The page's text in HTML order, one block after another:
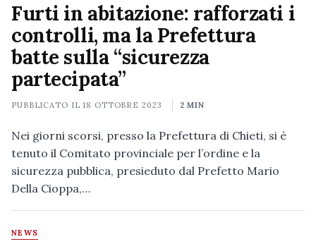
Furti in abitazione: rafforzati i
controlli, ma la Prefettura
batte sulla “sicurezza
partecipata”
PUBBLICATO IL18 OTTOBRE 2023 2 MIN
Nei giorni scorsi, presso la Prefettura di Chieti, si è
tenuto il Comitato provinciale per l’ordine e la
sicurezza pubblica, presieduto dal Prefetto Mario
Della Cioppa,…
NEWS